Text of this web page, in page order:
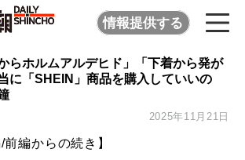
情報提供する
らホルムアルデヒド」「下着から発が
に「SHEIN」商品を購入していいの
2025年11月21日
前編からの続き】